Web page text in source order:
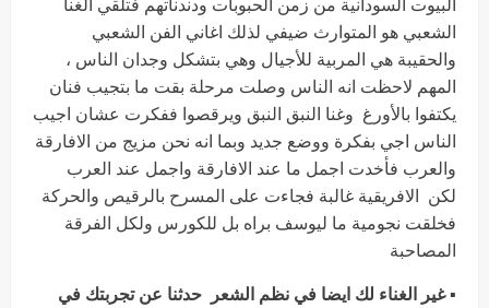
الشعبي هو المتوارث ضيفي لذلك اغاني الفن الشعبي
والحقيبة هي المربية للأجيال وهي بتشكل وجدان الناس ،
المهم لاحظت انه الناس وصلت مرحلة بقت ما بتجيب فنان
يكتفوا بالأورغ وغنا النبق النبق ويرقصوا ففكرت عشان اجيب
الناس اجي بفكرة ووضع جديد وبما انه نحن مزيج من الافارقة
والعرب فأخدت اجمل ما عند الافارقة واجمل عند العرب
لكن الافريقية غالبة فجاءت على المسرح بالرقيص والحركة
فخلقت نجومية ما ليوسف براه بل للكورس ولكل الفرقة
المصاحبة
▪︎غير الغناء لك ايضا في نظم الشعر حدثنا عن تجربتك في